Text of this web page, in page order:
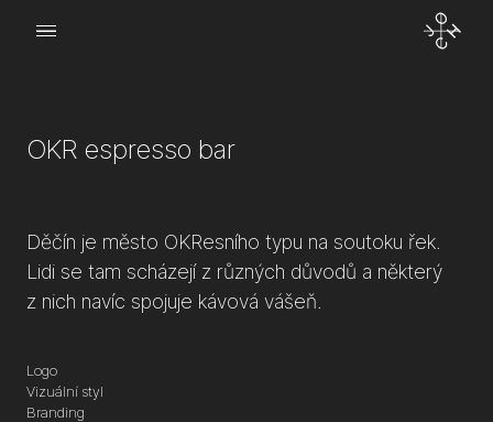
Menu
OKR espresso bar
Děčín je město OKResního typu na soutoku řek.
Lidi se tam scházejí z různých důvodů a některý
z nich navíc spojuje kávová vášeň.
Logo
Vizuální styl
Branding